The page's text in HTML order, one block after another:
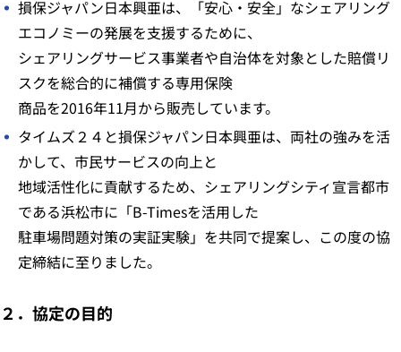
損保ジャパン日本興亜は、「安心・安全」なシェアリング
エコノミーの発展を支援するために、
シェアリングサービス事業者や自治体を対象とした賠償リ
スクを総合的に補償する専用保険
商品を2016年11月から販売しています。
タイムズ２４と損保ジャパン日本興亜は、両社の強みを活
かして、市民サービスの向上と
地域活性化に貢献するため、シェアリングシティ宣言都市
である浜松市に「B-Timesを活用した
駐車場問題対策の実証実験」を共同で提案し、この度の協
定締結に至りました。
２．協定の目的